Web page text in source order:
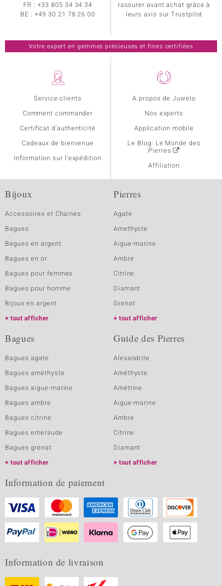
Service clients
Comment commander
Certificat d'authenticité
Cadeaux de bienvenue
Information sur l'expédition
A propos de Juwelo
Nos experts
Application mobile
Le Blog: Le Monde des
Pierres
Affiliation
FR : +33 805 34 34 34
BE : +49 30 21 78 26 00
rassurer avant achat grâce à
leurs avis sur Trustpilot
Votre expert en gemmes précieuses et fines certifiées
Bijoux
Accessoires et Chaines
Bagues
Bagues en argent
Bagues en or
Bagues pour femmes
Bagues pour homme
Bijoux en argent
tout afficher
Pierres
Agate
Amethyste
Aigue-marine
Ambre
Citrine
Diamant
Grenat
tout afficher
Bagues
Bagues agate
Bagues améthyste
Bagues aigue-marine
Bagues ambre
Bagues citrine
Bagues emeraude
Bagues grenat
tout afficher
Guide des Pierres
Alexandrite
Améthyste
Amétrine
Aigue-marine
Ambre
Citrine
Diamant
tout afficher
Information de paiement
Information de livraison